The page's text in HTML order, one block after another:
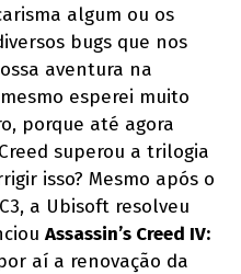
algum ou os
bugs que nos
aventura na
esperei muito
porque até agora
superou a trilogia
isso? Mesmo após o
a Ubisoft resolveu
Assassin’s Creed IV:
aí a renovação da